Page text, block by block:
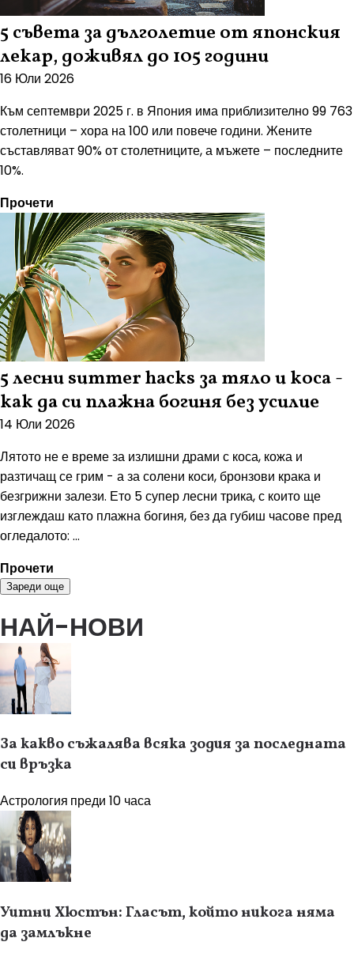
5 съвета за дълголетие от японския
лекар, доживял до 105 години
16 Юли 2026
Към септември 2025 г. в Япония има приблизително 99 763
столетници – хора на 100 или повече години. Жените
съставляват 90% от столетниците, а мъжете – последните
10%.
Прочети
5 лесни summer hacks за тяло и коса -
как да си плажна богиня без усилие
14 Юли 2026
Лятото не е време за излишни драми с коса, кожа и
разтичащ се грим - а за солени коси, бронзови крака и
безгрижни залези. Ето 5 супер лесни трика, с които ще
изглеждаш като плажна богиня, без да губиш часове пред
огледалото: ...
Прочети
Зареди още
НАЙ-НОВИ
За какво съжалява всяка зодия за последната
си връзка
Астрология преди 10 часа
Уитни Хюстън: Гласът, който никога няма
да замлъкне